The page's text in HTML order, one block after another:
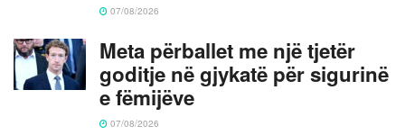
07/08/2026
Meta përballet me një tjetër
goditje në gjykatë për sigurinë
e fëmijëve
07/08/2026